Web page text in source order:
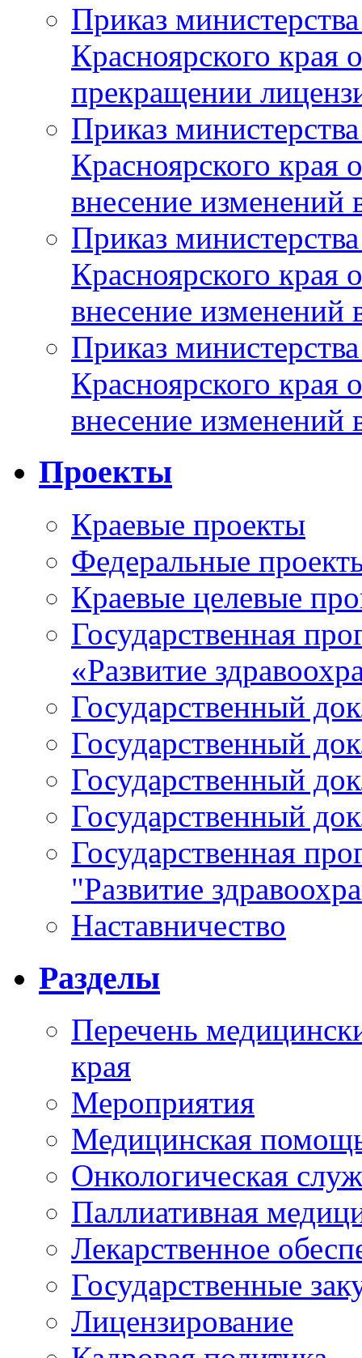
Приказ
Красноярского
прекращении
Приказ
Красноярского
внесение изменений
Приказ
Красноярского
внесение изменений
Приказ
Красноярского
внесение изменений
Проекты
Краевые проекты
Федеральные
Краевые целевые
Государственная
«Развитие
Государственный
Государственный
Государственный
Государственный
Государственная
"Развитие
Наставничество
Разделы
Перечень
края
Мероприятия
Медицинская
Онкологическая
Паллиативная
Лекарственное
Государственные
Лицензирование